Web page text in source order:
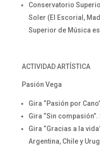
Conservatorio
Soler (El Escorial,
Superior de Música
ACTIVIDAD ARTÍSTICA
Pasión Vega
Gira “Pasión por
Gira “Sin compasión”.
Gira “Gracias a la
Argentina, Chile y